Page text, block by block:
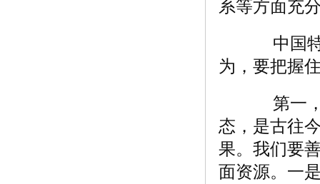
系等方面充
中国特
为，要把握
第一，
态，是古往
果。我们要
面资源。一